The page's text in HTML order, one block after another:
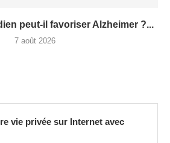
peut-il favoriser Alzheimer ?...
7 août 2026
vie privée sur Internet avec